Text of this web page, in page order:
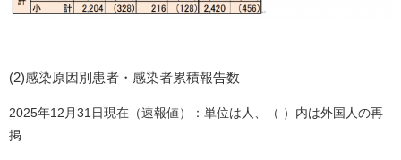
(2)感染原因別患者・感染者累積報告数​
2025年12月31日現在（速報値）：単位は人、（ ）内は外国人の再
掲